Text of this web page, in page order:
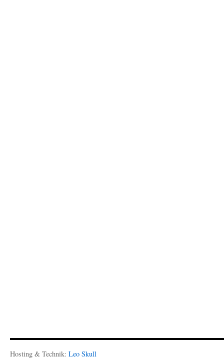
Hosting & Technik: Leo Skull